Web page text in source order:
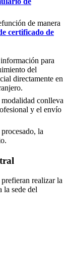
de manera
certificado de
para
del
directamente en
conlleva
y el envío
la
realizar la
la sede del